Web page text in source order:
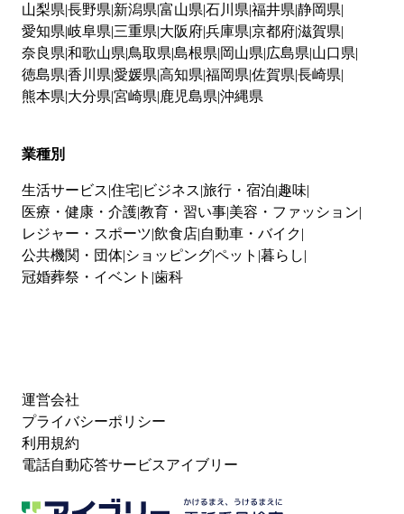
山梨県 長野県 新潟県 富山県 石川県 福井県 静岡県
愛知県 岐阜県 三重県 大阪府兵庫県 京都府滋賀県
奈良県 和歌山県 鳥取県 島根県 岡山県 広島県 山口県
徳島県 香川県 愛媛県 高知県 福岡県 佐賀県 長崎県
熊本県 大分県 宮崎県 鹿児島県 沖縄県
業種別
生活サービス 住宅 ビジネス 旅行・宿泊 趣味
医療・健康・介護教育・習い事 美容・ファッション
レジャー・スポーツ 飲食店 自動車・バイク
公共機関・団体 ショッピングペット 暮らし
冠婚葬祭・イベント 歯科
運営会社
プライバシーポリシー
利用規約
電話自動応答サービスアイブリー